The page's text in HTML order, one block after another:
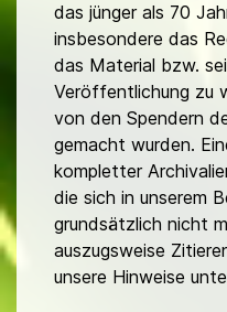
das jünger als 70
insbesondere das
das Material bzw.
Veröffentlichung zu
von den Spendern
gemacht wurden.
kompletter
die sich in unserem
grundsätzlich nicht
auszugsweise
unsere Hinweise